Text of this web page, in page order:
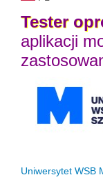
Tester
aplikacji
Uniwersytet WSB